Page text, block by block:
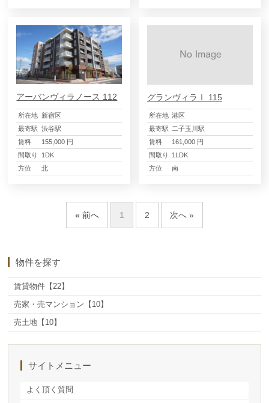
アーバンヴィラノース 112
所在地 新宿区
最寄駅 渋谷駅
賃料
155,000 円
間取り
1DK
方位
北
グランヴィラⅠ 115
所在地 港区
最寄駅 二子玉川駅
賃料
161,000 円
間取り
1LDK
方位
南
« 前へ 1 2 次へ »
物件を探す
賃貸物件 【22】
売家・売マンション 【10】
売土地 【10】
サイトメニュー
よく頂く質問